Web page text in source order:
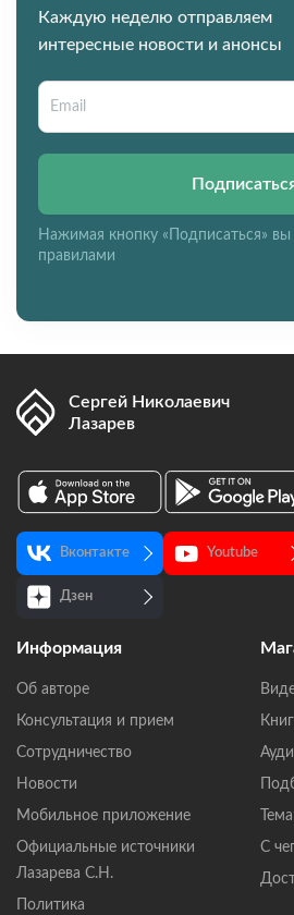
Каждую неделю отправляем
интересные новости и анонсы
Нажимая кнопку «Подписаться» вы
правилами
Сергей Николаевич
Лазарев
Вконтакте Youtube
Дзен
Информация
Об авторе
Консультация и прием
Сотрудничество
Новости
Мобильное приложение
Официальные источники
Лазарева С.Н.
Политика
С